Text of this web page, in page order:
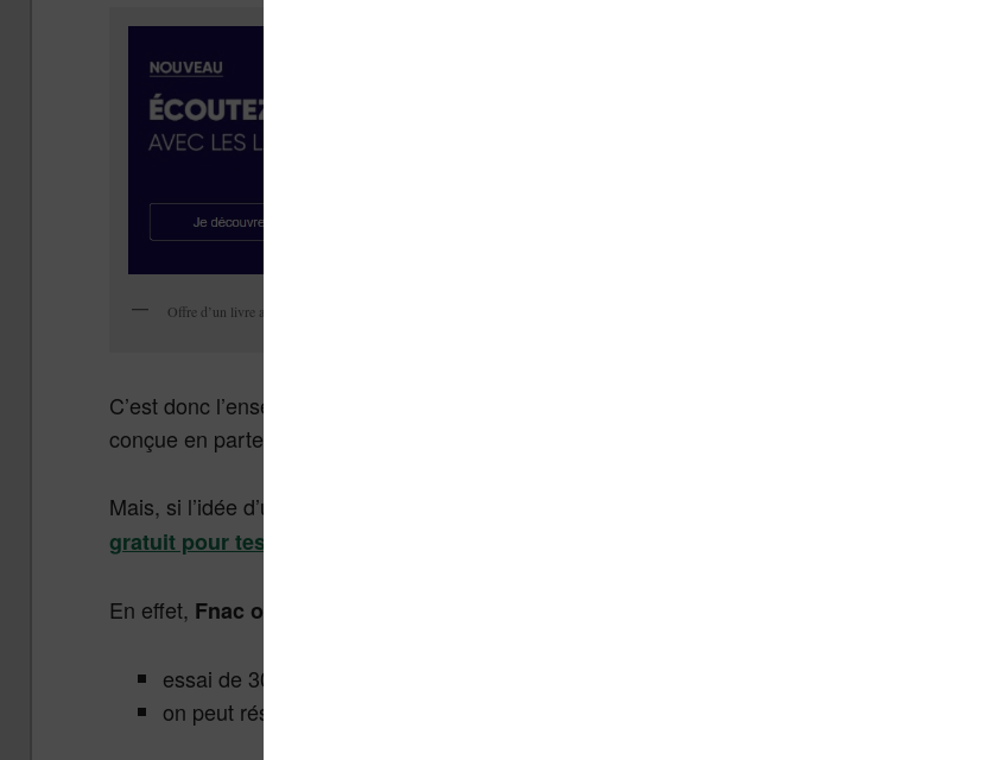
Offre d’un livre audio gratuit avec Kobo By Fnac
C’est donc l’ensemble des titres de l’offre Kobo By Fnac qui est repris dans cette promotion
conçue en partenariat avec Orange.
Mais, si l’idée d’un abonnement ne vous tente pas, vous pouvez toujours utiliser
gratuit pour tester la lecture (l’écoute) d’un livre audio
En effet, Fnac offre un premier livre gratuit
essai de 30 jours
on peut résilier l’abonnement à tout moment